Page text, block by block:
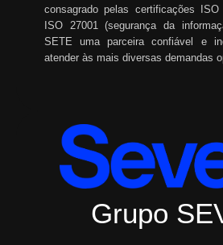
consagrado pelas certificações
ISO 27001 (segurança da
SETE uma parceira confiável e
atender às mais diversas demandas
Grupo